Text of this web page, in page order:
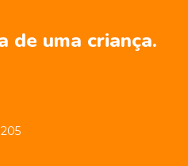
de uma criança.